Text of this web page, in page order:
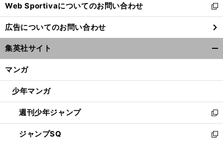
く
Web Sportivaについてのお問い合わせ
新
し
い
ウ
ィ
ン
ウ
開
く
広告についてのお問い合わせ
集英社サイト
マンガ
少年マンガ
週刊少年ジャンプ
新
し
い
ジャンプSQ
新